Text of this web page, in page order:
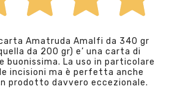
Amatruda Amalfi da 340 gr
da 200 gr) e’ una carta di
buonissima. La uso in particolare
incisioni ma è perfetta anche
prodotto davvero eccezionale.